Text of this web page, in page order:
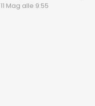
11 Mag alle 9:55